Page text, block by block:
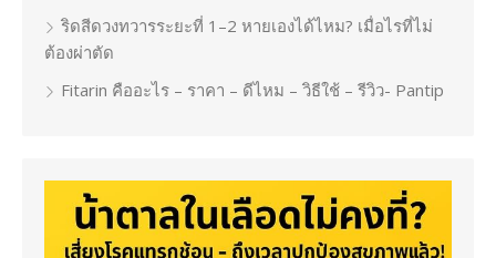
ริดสีดวงทวารระยะที่ 1–2 หายเองได้ไหม? เมื่อไรที่ไม่
ต้องผ่าตัด
Fitarin คืออะไร – ราคา – ดีไหม – วิธีใช้ – รีวิว- Pantip